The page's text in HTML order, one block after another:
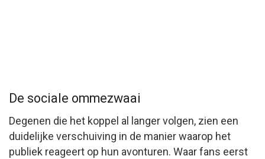
De sociale ommezwaai
Degenen die het koppel al langer volgen, zien een
duidelijke verschuiving in de manier waarop het
publiek reageert op hun avonturen. Waar fans eerst